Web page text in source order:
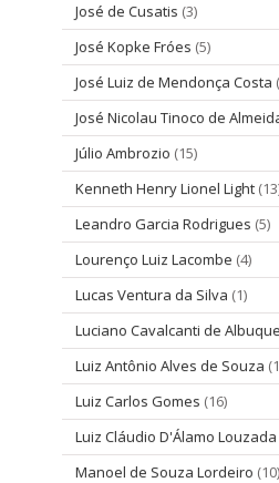
José de Cusatis (3)
José Kopke Fróes (5)
José Luiz de Mendonça Costa
José Nicolau Tinoco de
Júlio Ambrozio (15)
Kenneth Henry Lionel Light
Leandro Garcia Rodrigues (5)
Lourenço Luiz Lacombe (4)
Lucas Ventura da Silva (1)
Luciano Cavalcanti de
Luiz Antônio Alves de Souza
Luiz Carlos Gomes (16)
Luiz Cláudio D'Álamo Louzada
Manoel de Souza Lordeiro (10)